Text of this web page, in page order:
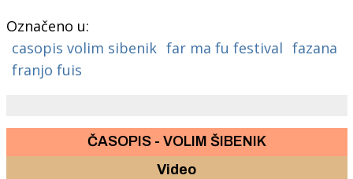
Označeno u:
casopis volim sibenik far ma fu festival fazana
franjo fuis
ČASOPIS - VOLIM ŠIBENIK
Video